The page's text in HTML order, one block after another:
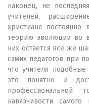
наконец, не
учителей,
христиане
теорию эволюции во
них остается все же
самих педагогов при
что учителя
это понятно и
навязчивости